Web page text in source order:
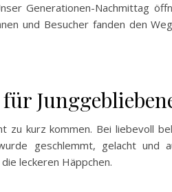
Generationen-Nachmittag
und Besucher fanden den
zu kurz kommen. Bei liebevoll
geschlemmt, gelacht und
leckeren Häppchen.